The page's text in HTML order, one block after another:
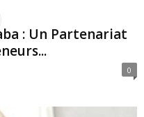
: Un Partenariat
0